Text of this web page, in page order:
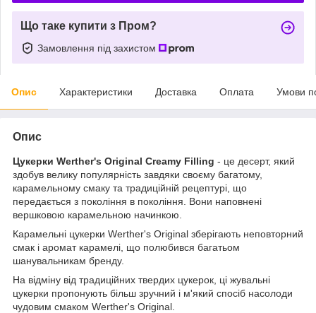
Що таке купити з Пром?
Замовлення під захистом
Опис Характеристики Доставка Оплата Умови
Опис
Цукерки Werther's Original Creamy Filling - це десерт, який
здобув велику популярність завдяки своєму багатому,
карамельному смаку та традиційній рецептурі, що
передається з покоління в покоління. Вони наповнені
вершковою карамельною начинкою.
Карамельні цукерки Werther's Original зберігають неповторний
смак і аромат карамелі, що полюбився багатьом
шанувальникам бренду.
На відміну від традиційних твердих цукерок, ці жувальні
цукерки пропонують більш зручний і м'який спосіб насолоди
чудовим смаком Werther's Original.